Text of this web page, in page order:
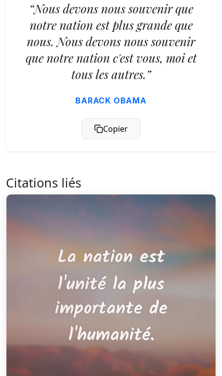
“Nous devons nous souvenir que
notre nation est plus grande que
nous. Nous devons nous souvenir
que notre nation c'est vous, moi et
tous les autres.”
BARACK OBAMA
Copier
Citations liés